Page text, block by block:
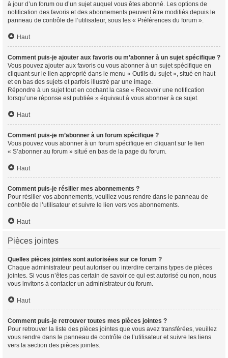
à jour d’un forum ou d’un sujet auquel vous êtes abonné. Les options de
notification des favoris et des abonnements peuvent être modifiés depuis le
panneau de contrôle de l’utilisateur, sous les « Préférences du forum ».
Haut
Comment puis-je ajouter aux favoris ou m’abonner à un sujet spécifique ?
Vous pouvez ajouter aux favoris ou vous abonner à un sujet spécifique en
cliquant sur le lien approprié dans le menu « Outils du sujet », situé en haut
et en bas des sujets et parfois illustré par une image.
Répondre à un sujet tout en cochant la case « Recevoir une notification
lorsqu’une réponse est publiée » équivaut à vous abonner à ce sujet.
Haut
Comment puis-je m’abonner à un forum spécifique ?
Vous pouvez vous abonner à un forum spécifique en cliquant sur le lien
« S’abonner au forum » situé en bas de la page du forum.
Haut
Comment puis-je résilier mes abonnements ?
Pour résilier vos abonnements, veuillez vous rendre dans le panneau de
contrôle de l’utilisateur et suivre le lien vers vos abonnements.
Haut
Pièces jointes
Quelles pièces jointes sont autorisées sur ce forum ?
Chaque administrateur peut autoriser ou interdire certains types de pièces
jointes. Si vous n’êtes pas certain de savoir ce qui est autorisé ou non, nous
vous invitons à contacter un administrateur du forum.
Haut
Comment puis-je retrouver toutes mes pièces jointes ?
Pour retrouver la liste des pièces jointes que vous avez transférées, veuillez
vous rendre dans le panneau de contrôle de l’utilisateur et suivre les liens
vers la section des pièces jointes.